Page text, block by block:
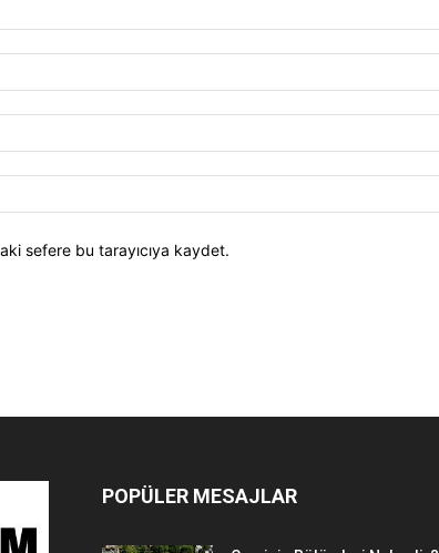
sefere bu tarayıcıya kaydet.
POPÜLER MESAJLAR